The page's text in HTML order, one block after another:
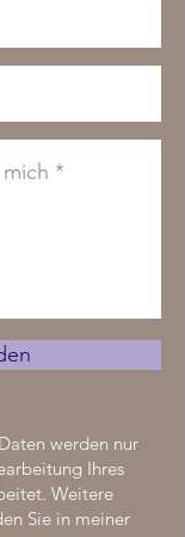
werden nur
Ihres
Weitere
Sie in meiner